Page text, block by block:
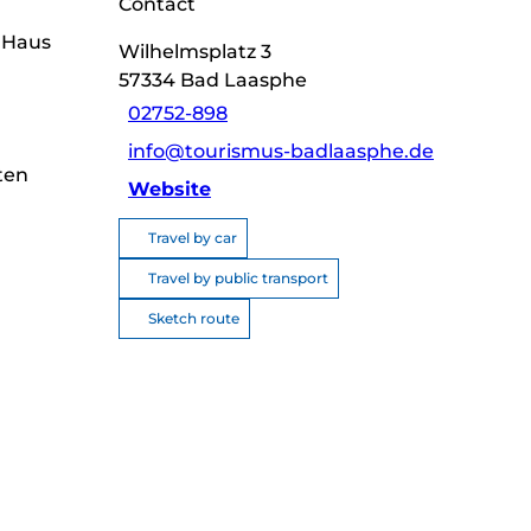
Wilhelmsplatz 3
57334 Bad Laasphe
02752-898
info@tourismus-badlaasphe.de
Website
Travel by car
Travel by public transport
Sketch route